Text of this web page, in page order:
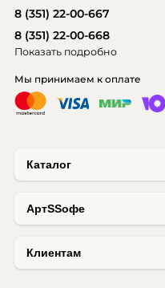
Каталог
AртSSофе
Клиентам
Мы принимаем к оплате
8 (351) 22-00-667
8 (351) 22-00-668
Показать подробно